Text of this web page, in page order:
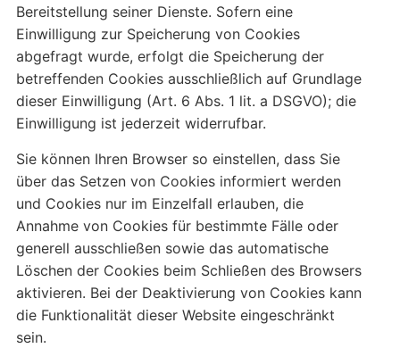
Bereitstellung seiner Dienste. Sofern eine
Einwilligung zur Speicherung von Cookies
abgefragt wurde, erfolgt die Speicherung der
betreffenden Cookies ausschließlich auf Grundlage
dieser Einwilligung (Art. 6 Abs. 1 lit. a DSGVO); die
Einwilligung ist jederzeit widerrufbar.
Sie können Ihren Browser so einstellen, dass Sie
über das Setzen von Cookies informiert werden
und Cookies nur im Einzelfall erlauben, die
Annahme von Cookies für bestimmte Fälle oder
generell ausschließen sowie das automatische
Löschen der Cookies beim Schließen des Browsers
aktivieren. Bei der Deaktivierung von Cookies kann
die Funktionalität dieser Website eingeschränkt
sein.